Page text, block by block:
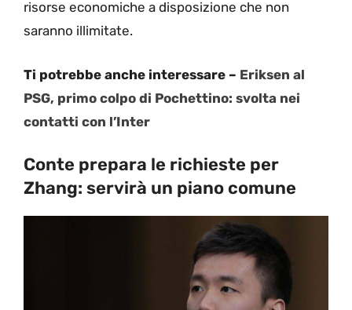
risorse economiche a disposizione che non
saranno illimitate.
Ti potrebbe anche interessare – Eriksen al
PSG, primo colpo di Pochettino: svolta nei
contatti con l’Inter
Conte prepara le richieste per
Zhang: servirà un piano comune